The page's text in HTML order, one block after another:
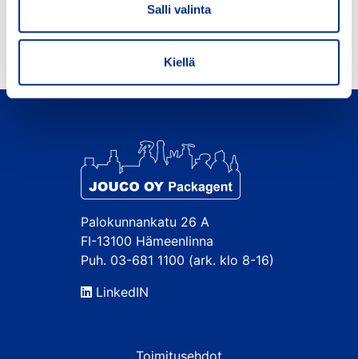
Salli valinta
Kiellä
Palokunnankatu 26 A
FI-13100 Hämeenlinna
Puh. 03-681 1100 (ark. klo 8-16)
LinkedIN